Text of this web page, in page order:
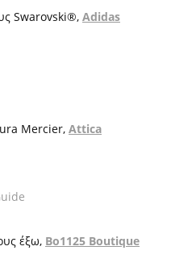
Swarovski®, Adidas
Mercier, Attica
έξω, Bo1125 Boutique